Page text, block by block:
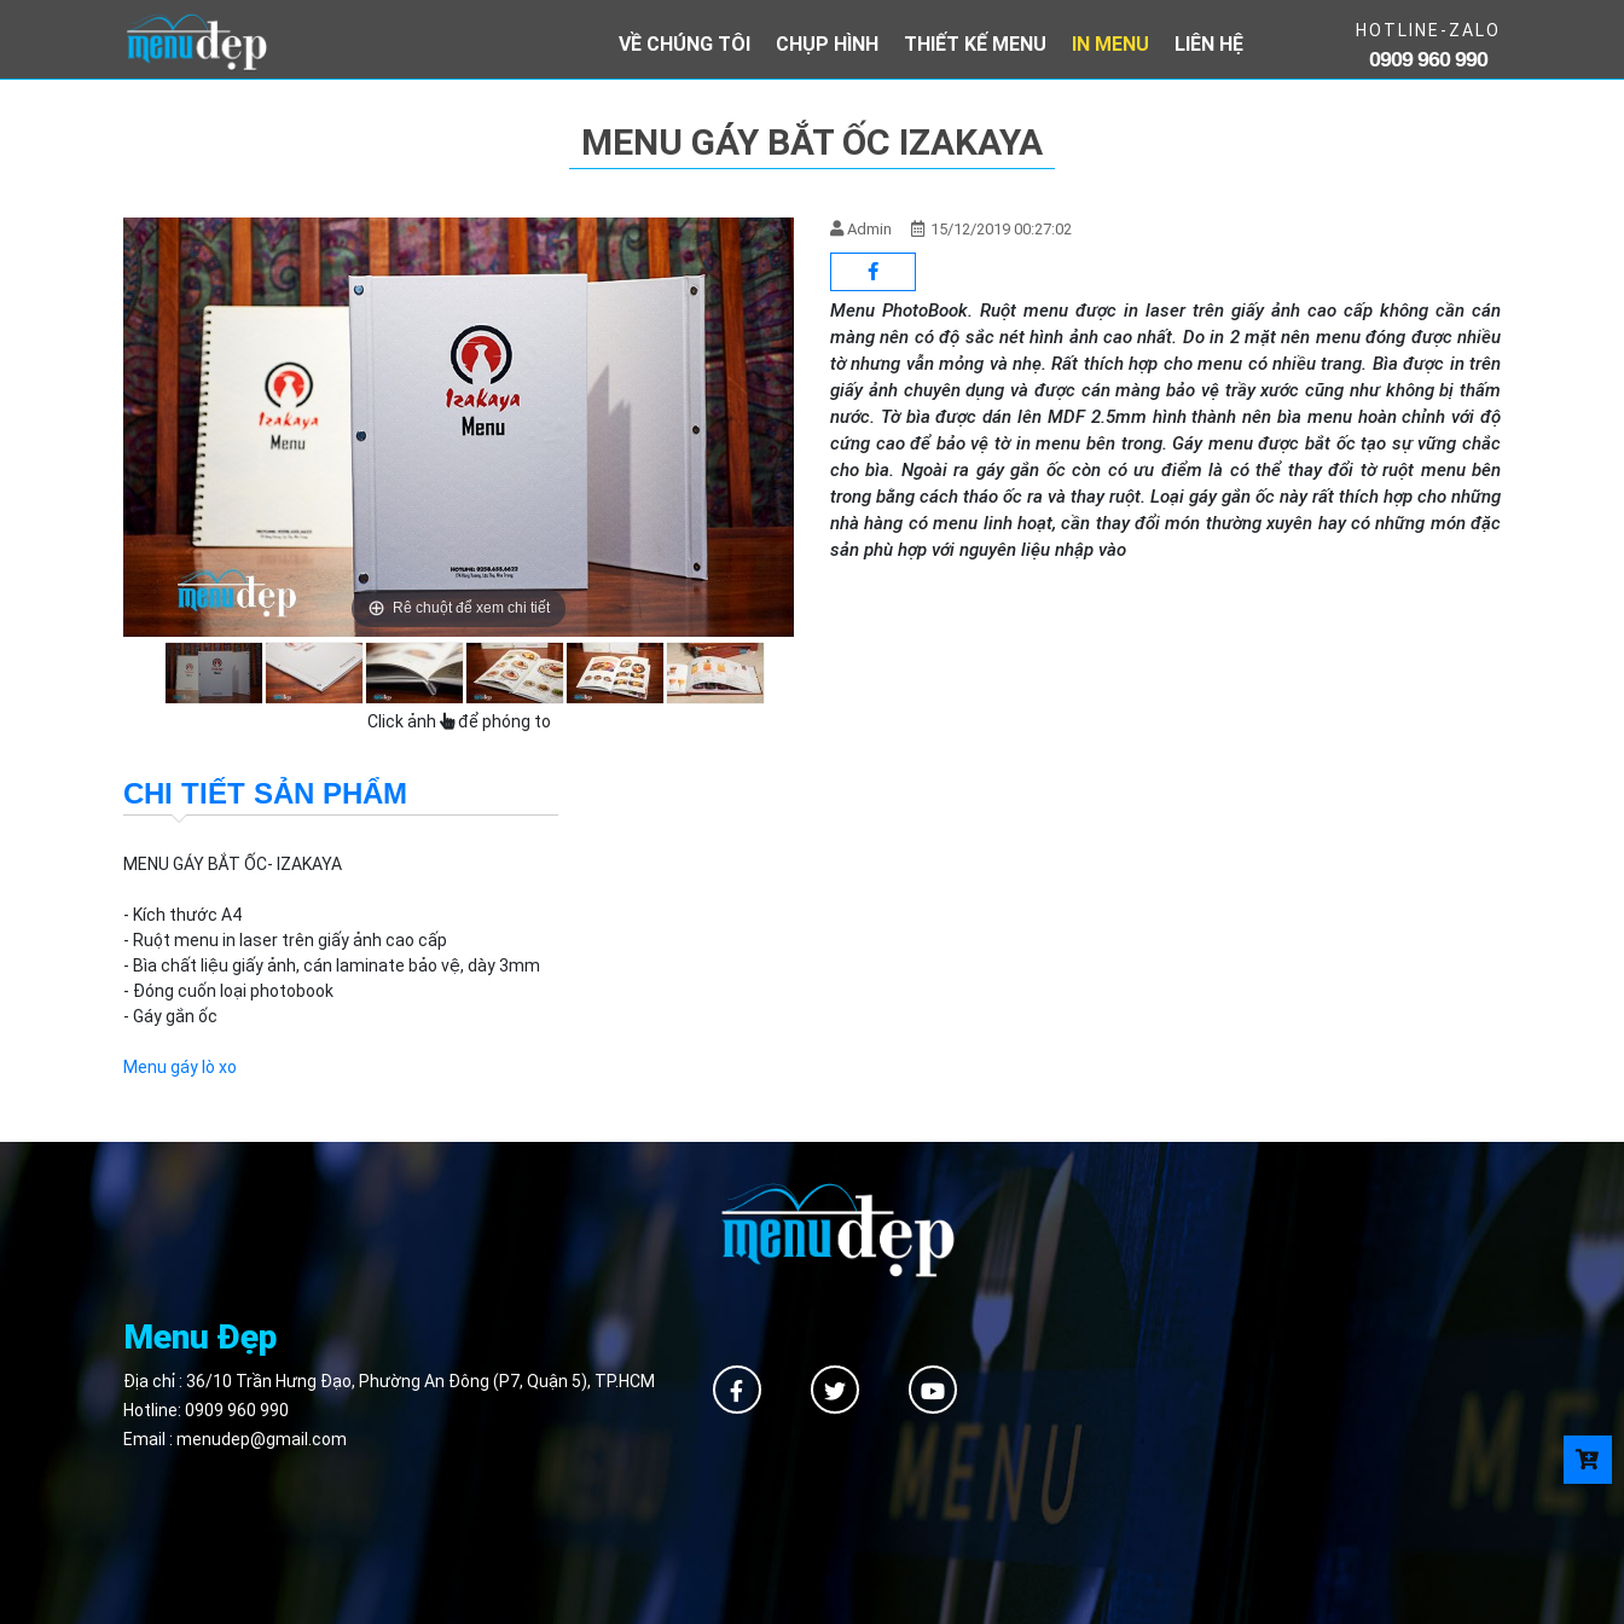
VỀ CHÚNG TÔI CHỤP HÌNH THIẾT KẾ MENU IN MENU LIÊN HỆ
HOTLINE-ZALO
0909 960 990
MENU GÁY BẮT ỐC IZAKAYA
Rê chuột để xem chi tiết
Click ảnh để phóng to
Admin 15/12/2019 00:27:02
Menu PhotoBook. Ruột menu được in laser trên giấy ảnh cao cấp không cần cán
màng nên có độ sắc nét hình ảnh cao nhất. Do in 2 mặt nên menu đóng được nhiều
tờ nhưng vẫn mỏng và nhẹ. Rất thích hợp cho menu có nhiều trang. Bìa được in trên
giấy ảnh chuyên dụng và được cán màng bảo vệ trầy xước cũng như không bị thấm
nước. Tờ bìa được dán lên MDF 2.5mm hình thành nên bìa menu hoàn chỉnh với độ
cứng cao để bảo vệ tờ in menu bên trong. Gáy menu được bắt ốc tạo sự vững chắc
cho bìa. Ngoài ra gáy gắn ốc còn có ưu điểm là có thể thay đổi tờ ruột menu bên
trong bằng cách tháo ốc ra và thay ruột. Loại gáy gắn ốc này rất thích hợp cho những
nhà hàng có menu linh hoạt, cần thay đổi món thường xuyên hay có những món đặc
sản phù hợp với nguyên liệu nhập vào
CHI TIẾT SẢN PHẨM
MENU GÁY BẮT ỐC- IZAKAYA
- Kích thước A4
- Ruột menu in laser trên giấy ảnh cao cấp
- Bìa chất liệu giấy ảnh, cán laminate bảo vệ, dày 3mm
- Đóng cuốn loại photobook
- Gáy gắn ốc
Menu gáy lò xo
Menu Đẹp
Địa chỉ : 36/10 Trần Hưng Đạo, Phường An Đông (P7, Quận 5), TP.HCM
Hotline: 0909 960 990
Email : menudep@gmail.com